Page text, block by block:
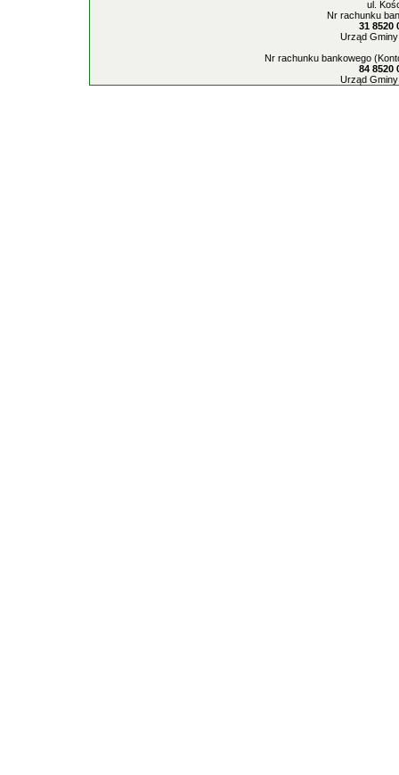
ul.
Nr rachunku
31 8520
Urząd
Nr rachunku bankowego
84 8520
Urząd